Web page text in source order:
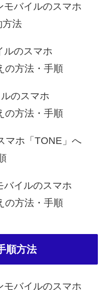
モバイルのスマホ
方法
ルのスマホ
の方法・手順
のスマホ
の方法・手順
マホ「TONE」へ
バイルのスマホ
の方法・手順
順方法
モバイルのスマホ